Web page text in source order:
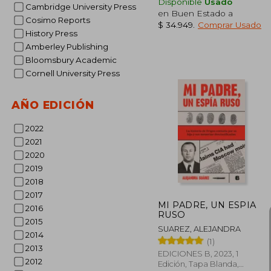
Cambridge University Press
Cosimo Reports
History Press
Amberley Publishing
Bloomsbury Academic
Cornell University Press
AÑO EDICIÓN
2022
2021
2020
2019
2018
2017
2016
2015
2014
2013
2012
40%
dcto.
en Buen Estado a
$ 34.949
Comprar Usado
MI PADRE, UN ESPIA
RUSO
SUAREZ, ALEJANDRA
(1)
EDICIONES B, 2023, 1
Edición, Tapa Blanda,